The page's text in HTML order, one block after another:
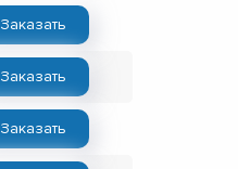
Заказать
Заказать
Заказать